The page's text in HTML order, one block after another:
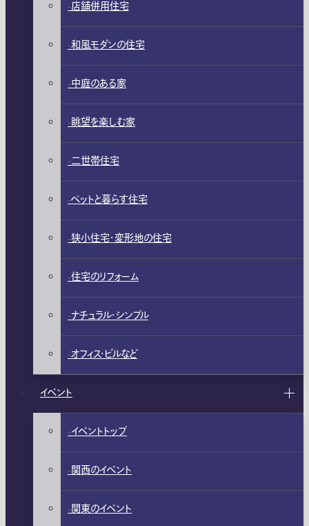
店舗併用住宅
和風モダンの住宅
中庭のある家
眺望を楽しむ家
二世帯住宅
ペットと暮らす住宅
狭小住宅・変形地の住宅
住宅のリフォーム
ナチュラル・シンプル
オフィス・ビルなど
イベント
イベントトップ
関西のイベント
関東のイベント